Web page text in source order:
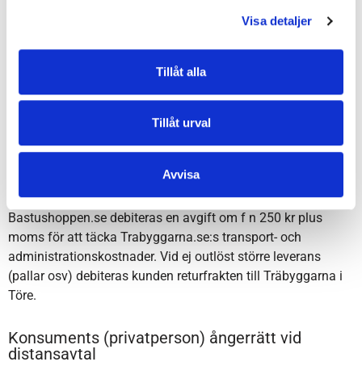
Visa detaljer
Tillåt alla
Tillåt urval
Avvisa
Återköpet är godkänt först när Trabyggarna.se mottagit och
kontrollerat varan och funnit den vara i enlighet med
ovanstående villkor.
Vad gäller konsuments rätt till återköp, dvs ångerrätt, se
nedan under avsnittet ”Konsuments (privatpersons)
För försändelse som ej lösts ut utan gått i retur till
Bastushoppen.se debiteras en avgift om f n 250 kr plus
moms för att täcka Trabyggarna.se:s transport- och
administrationskostnader. Vid ej outlöst större leverans
(pallar osv) debiteras kunden returfrakten till Träbyggarna i
Töre.
Konsuments (privatperson) ångerrätt vid
distansavtal